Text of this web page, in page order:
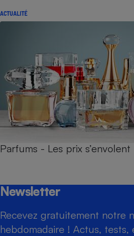
ACTUALITÉ
Parfums - Les prix s’envolent
Newsletter
Recevez gratuitement notre
hebdomadaire ! Actus, tests,